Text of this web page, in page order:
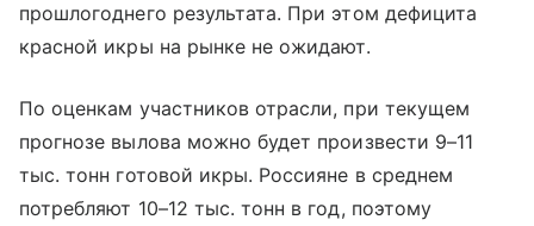
прошлогоднего результата. При этом дефицита
красной икры на рынке не ожидают.
По оценкам участников отрасли, при текущем
прогнозе вылова можно будет произвести 9–11
тыс. тонн готовой икры. Россияне в среднем
потребляют 10–12 тыс. тонн в год, поэтому